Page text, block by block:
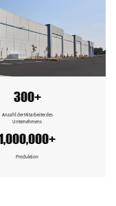
300+
Anzahl der Mitarbeiter des
Unternehmens
Produktion